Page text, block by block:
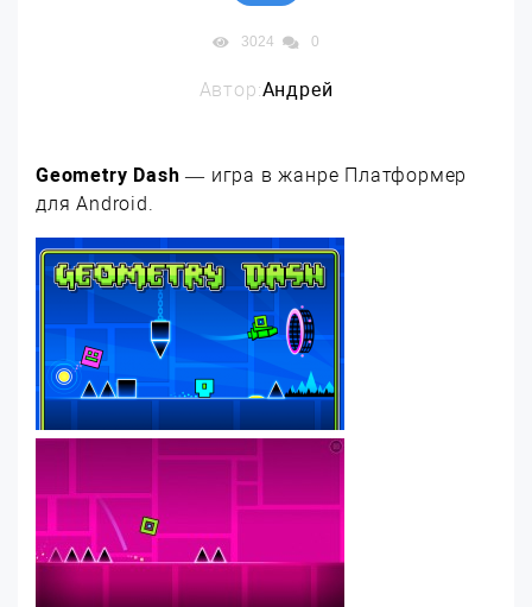
3024 0
Автор:Андрей
Geometry Dash — игра в жанре Платформер
для Android.